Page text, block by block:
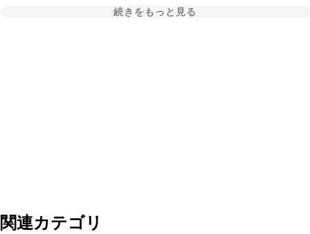
続きをもっと見る
関連カテゴリ